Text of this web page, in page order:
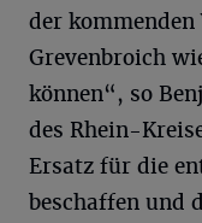
der kommenden
Grevenbroich
können“, so
des Rhein-
Ersatz für die
beschaffen und